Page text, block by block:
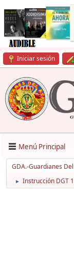
Iniciar sesión
Menú Principal
GDA.-Guardianes
► Instrucción DGT